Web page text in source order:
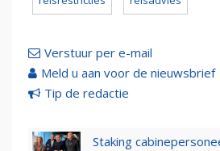
Verstuur per e-mail
Meld u aan voor de nieuwsbrief
Tip de redactie
Staking